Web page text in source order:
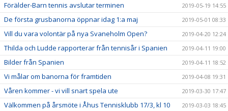
Förälder-Barn tennis avslutar terminen 2019-05-19 14:55
De första grusbanorna öppnar idag 1:a maj 2019-05-01 08:33
Vill du vara volontär på nya Svaneholm Open? 2019-04-20 12:24
Thilda och Ludde rapporterar från tennisår i Spanien 2019-04-11 19:00
Bilder från Spanien 2019-04-11 18:52
Vi målar om banorna för framtiden 2019-04-08 19:31
Våren kommer - vi vill snart spela ute 2019-03-30 17:47
Välkommen på årsmöte i Åhus Tennisklubb 17/3, kl 10 2019-03-03 18:45